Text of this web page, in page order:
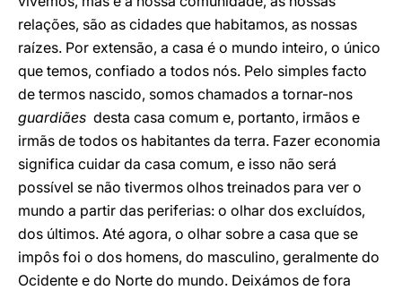
relações, são as cidades que habitamos, as nossas
raízes. Por extensão, a casa é o mundo inteiro, o único
que temos, confiado a todos nós. Pelo simples facto
de termos nascido, somos chamados a tornar-nos
guardiães desta casa comum e, portanto, irmãos e
irmãs de todos os habitantes da terra. Fazer economia
significa cuidar da casa comum, e isso não será
possível se não tivermos olhos treinados para ver o
mundo a partir das periferias: o olhar dos excluídos,
dos últimos. Até agora, o olhar sobre a casa que se
impôs foi o dos homens, do masculino, geralmente do
Ocidente e do Norte do mundo. Deixámos de fora